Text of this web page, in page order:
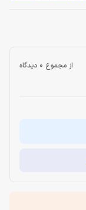
از مجموع 0 دیدگاه